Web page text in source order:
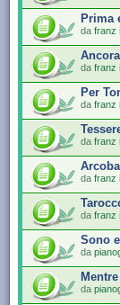
Prima
da franz
da franz
Per
da franz
da franz
da franz
da franz
Sono
da
da